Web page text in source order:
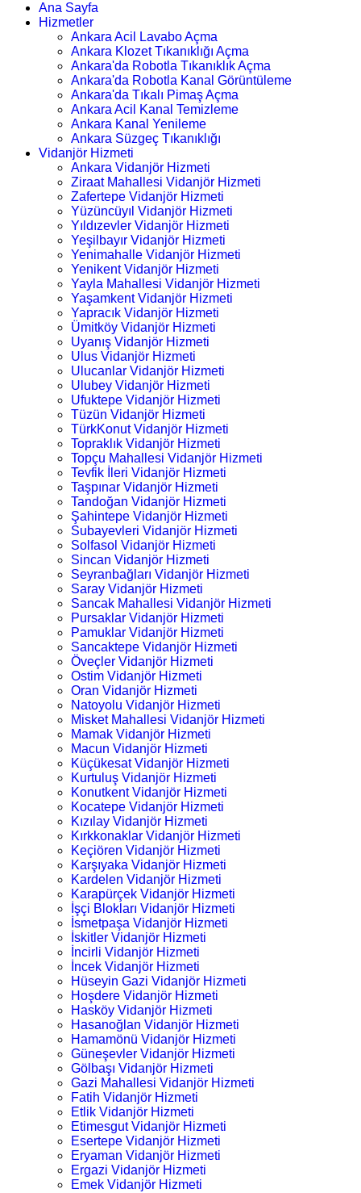
Ana Sayfa
Hizmetler
Ankara Acil Lavabo Açma
Ankara Klozet Tıkanıklığı Açma
Ankara'da Robotla Tıkanıklık Açma
Ankara'da Robotla Kanal Görüntüleme
Ankara'da Tıkalı Pimaş Açma
Ankara Acil Kanal Temizleme
Ankara Kanal Yenileme
Ankara Süzgeç Tıkanıklığı
Vidanjör Hizmeti
Ankara Vidanjör Hizmeti
Ziraat Mahallesi Vidanjör Hizmeti
Zafertepe Vidanjör Hizmeti
Yüzüncüyıl Vidanjör Hizmeti
Yıldızevler Vidanjör Hizmeti
Yeşilbayır Vidanjör Hizmeti
Yenimahalle Vidanjör Hizmeti
Yenikent Vidanjör Hizmeti
Yayla Mahallesi Vidanjör Hizmeti
Yaşamkent Vidanjör Hizmeti
Yapracık Vidanjör Hizmeti
Ümitköy Vidanjör Hizmeti
Uyanış Vidanjör Hizmeti
Ulus Vidanjör Hizmeti
Ulucanlar Vidanjör Hizmeti
Ulubey Vidanjör Hizmeti
Ufuktepe Vidanjör Hizmeti
Tüzün Vidanjör Hizmeti
TürkKonut Vidanjör Hizmeti
Topraklık Vidanjör Hizmeti
Topçu Mahallesi Vidanjör Hizmeti
Tevfik İleri Vidanjör Hizmeti
Taşpınar Vidanjör Hizmeti
Tandoğan Vidanjör Hizmeti
Şahintepe Vidanjör Hizmeti
Subayevleri Vidanjör Hizmeti
Solfasol Vidanjör Hizmeti
Sincan Vidanjör Hizmeti
Seyranbağları Vidanjör Hizmeti
Saray Vidanjör Hizmeti
Sancak Mahallesi Vidanjör Hizmeti
Pursaklar Vidanjör Hizmeti
Pamuklar Vidanjör Hizmeti
Sancaktepe Vidanjör Hizmeti
Öveçler Vidanjör Hizmeti
Ostim Vidanjör Hizmeti
Oran Vidanjör Hizmeti
Natoyolu Vidanjör Hizmeti
Misket Mahallesi Vidanjör Hizmeti
Mamak Vidanjör Hizmeti
Macun Vidanjör Hizmeti
Küçükesat Vidanjör Hizmeti
Kurtuluş Vidanjör Hizmeti
Konutkent Vidanjör Hizmeti
Kocatepe Vidanjör Hizmeti
Kızılay Vidanjör Hizmeti
Kırkkonaklar Vidanjör Hizmeti
Keçiören Vidanjör Hizmeti
Karşıyaka Vidanjör Hizmeti
Kardelen Vidanjör Hizmeti
Karapürçek Vidanjör Hizmeti
İşçi Blokları Vidanjör Hizmeti
İsmetpaşa Vidanjör Hizmeti
İskitler Vidanjör Hizmeti
İncirli Vidanjör Hizmeti
İncek Vidanjör Hizmeti
Hüseyin Gazi Vidanjör Hizmeti
Hoşdere Vidanjör Hizmeti
Hasköy Vidanjör Hizmeti
Hasanoğlan Vidanjör Hizmeti
Hamamönü Vidanjör Hizmeti
Güneşevler Vidanjör Hizmeti
Gölbaşı Vidanjör Hizmeti
Gazi Mahallesi Vidanjör Hizmeti
Fatih Vidanjör Hizmeti
Etlik Vidanjör Hizmeti
Etimesgut Vidanjör Hizmeti
Esertepe Vidanjör Hizmeti
Eryaman Vidanjör Hizmeti
Ergazi Vidanjör Hizmeti
Emek Vidanjör Hizmeti